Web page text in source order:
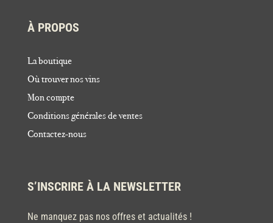
À PROPOS
La boutique
Où trouver nos vins
Mon compte
Conditions générales de ventes
Contactez-nous
S’INSCRIRE À LA NEWSLETTER
Ne manquez pas nos offres et actualités !